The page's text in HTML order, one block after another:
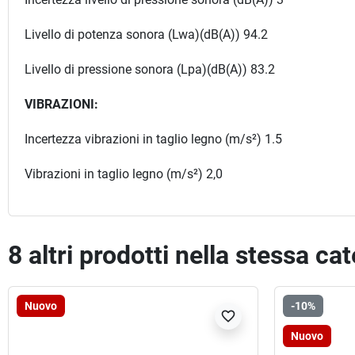
Livello di potenza sonora (Lwa)(dB(A)) 94.2
Livello di pressione sonora (Lpa)(dB(A)) 83.2
VIBRAZIONI:
Incertezza vibrazioni in taglio legno (m/s²) 1.5
Vibrazioni in taglio legno (m/s²) 2,0
8 altri prodotti nella stessa
Nuovo
favorite_border
-10%
Nuovo